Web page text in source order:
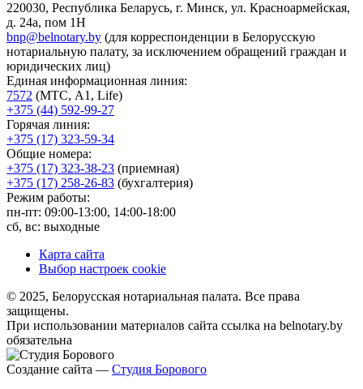
220030, Республика Беларусь, г. Минск, ул. Красноармейская,
д. 24а, пом 1Н
bnp@belnotary.by (для корреспонденции в Белорусскую
нотариальную палату, за исключением обращений граждан и
юридических лиц)
Единая информационная линия:
7572 (МТС, A1, Life)
+375 (44) 592-99-27
Горячая линия:
+375 (17) 323-59-34
Общие номера:
+375 (17) 323-38-23 (приемная)
+375 (17) 258-26-83 (бухгалтерия)
Режим работы:
пн-пт: 09:00-13:00, 14:00-18:00
сб, вс: выходные
Карта сайта
Выбор настроек cookie
© 2025, Белорусская нотариальная палата. Все права
защищены.
При использовании материалов сайта ссылка на belnotary.by
обязательна
Создание сайта — Студия Борового